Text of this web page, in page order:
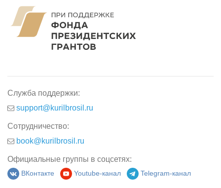
Служба поддержки:
support@kurilbrosil.ru
Сотрудничество:
book@kurilbrosil.ru
Официальные группы в соцсетях:
ВКонтакте Youtube-канал Telegram-канал